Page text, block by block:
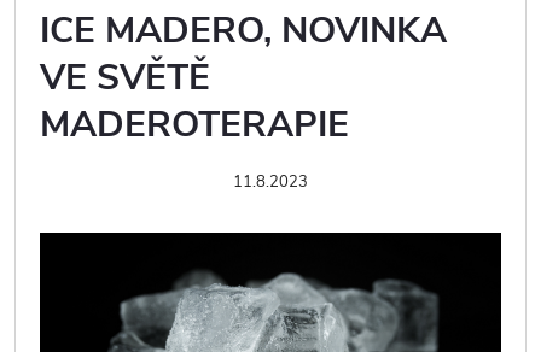
ICE MADERO, NOVINKA
VE SVĚTĚ
MADEROTERAPIE
11.8.2023